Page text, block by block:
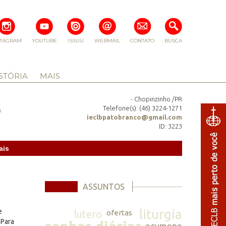
BUSCA
CONTATO
WEBMAIL
ISSUU
YOUTUBE
MAIS
- Chopinzinho /PR
Telefone(s): (46) 3224-1271
ieclbpatobranco@gmail.com
ID: 3223
ASSUNTOS
lutero ofertas liturgia